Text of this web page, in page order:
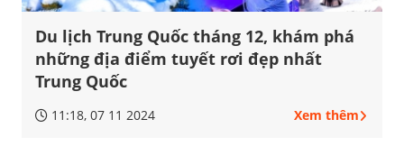
Du lịch Trung Quốc tháng 12, khám phá
những địa điểm tuyết rơi đẹp nhất
Trung Quốc
11:18, 07 11 2024 Xem thêm